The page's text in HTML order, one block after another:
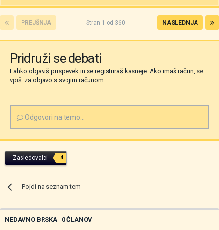
PREJŠNJA NASLEDNJA
Stran 1 od 360
Pridruži se debati
Lahko objaviš prispevek in se registriraš kasneje. Ako imaš račun, se
vpiši za objavo s svojim računom.
Odgovori na temo...
Zasledovalci 4
Pojdi na seznam tem
NEDAVNO BRSKA 0 ČLANOV